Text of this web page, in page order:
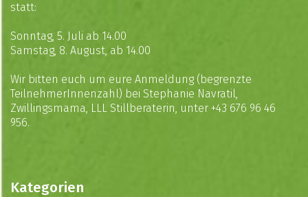
statt:
Sonntag, 5. Juli ab 14.00
Samstag, 8. August, ab 14.00
Wir bitten euch um eure Anmeldung (begrenzte
TeilnehmerInnenzahl) bei Stephanie Navratil,
Zwillingsmama, LLL Stillberaterin, unter +43 676 96 46
956.
Kategorien